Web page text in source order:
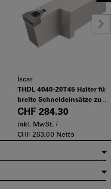
Iscar
THDL 4040-20T45 Halter für
breite Schneideinsätze zum
Einstechen (20mm).
CHF 284.30
inkl. MwSt. /
CHF 263.00 Netto